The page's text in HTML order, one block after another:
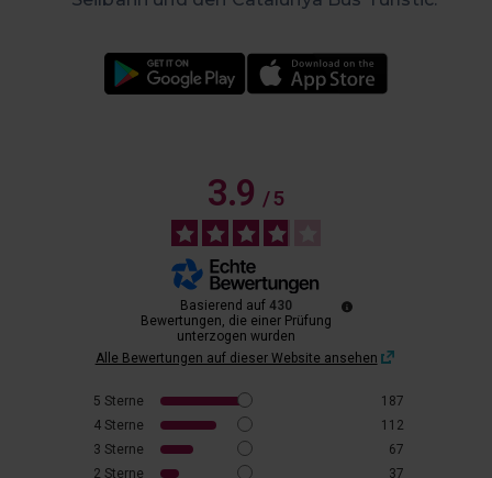
3.9/5
Basierend auf 430
Bewertungen, die einer Prüfung
unterzogen wurden
Alle Bewertungen auf dieser Website ansehen
5 Sterne
187
4 Sterne
112
3 Sterne
67
2 Sterne 37